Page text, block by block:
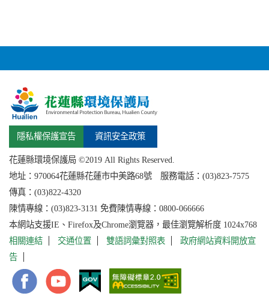
隱私權保護宣告 資訊安全政策
花蓮縣環境保護局 ©2019 All Rights Reserved.
地址： 970064花蓮縣花蓮市中美路68號 服務電話：(03)823-7575
傳真：(03)822-4320
陳情專線：(03)823-3131 免費陳情專線：0800-066666
本網站支援IE、Firefox及Chrome瀏覽器，最佳瀏覽解析度 1024x768
相關連結
交通位置 雙語詞彙對照表
政府網站資料開放宣
告